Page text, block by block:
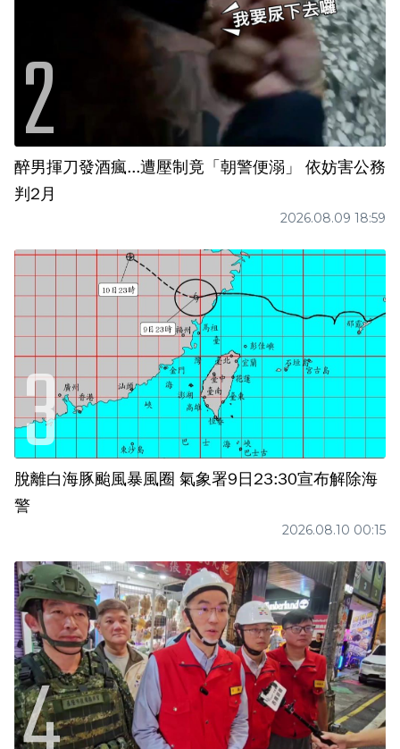
醉男揮刀發酒瘋...遭壓制竟「朝警便溺」 依妨害公務
判2月
2026.08.09 18:59
脫離白海豚颱風暴風圈 氣象署9日23:30宣布解除海
警
2026.08.10 00:15